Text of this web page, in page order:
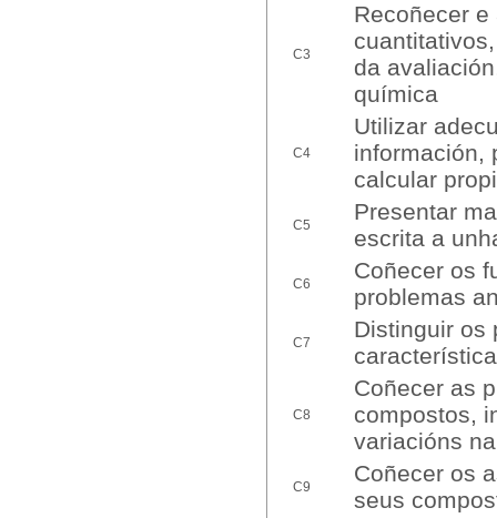
C3
Recoñecer
da
química
C4
Utilizar
información,
calcular
C5
Presentar
escrita a
C6
Coñecer os
problemas
C7
Distinguir os
C8
Coñecer as
compostos,
variacións
C9
Coñecer os
seus